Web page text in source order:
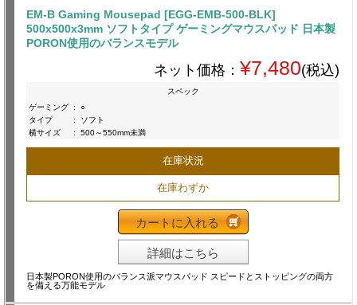
EM-B Gaming Mousepad [EGG-EMB-500-BLK]
500x500x3mm ソフトタイプ ゲーミングマウスパッド 日本製
PORON使用のバランスモデル
ネット価格： ¥7,480(税込)
スペック
ゲーミング :
○
タイプ
:
ソフト
横サイズ
: 500～550mm未満
在庫状況
在庫わずか
カートに入れる
詳細はこちら
日本製PORON使用のバランス派マウスパッド スピードとストッピングの両方
を備える万能モデル